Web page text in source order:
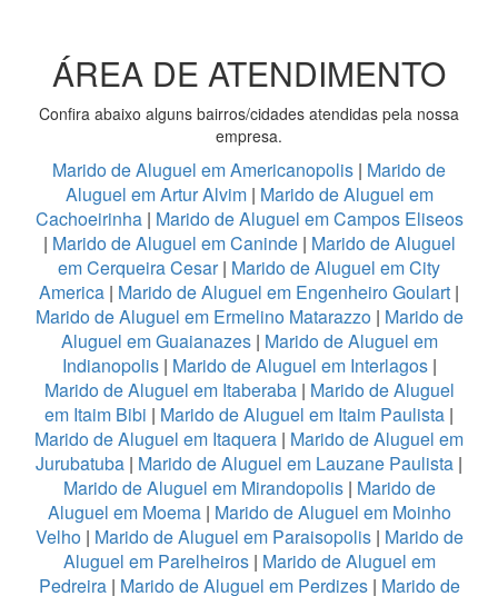
ÁREA DE ATENDIMENTO
Confira abaixo alguns bairros/cidades atendidas pela nossa
empresa.
Marido de Aluguel em Americanopolis | Marido de
Aluguel em Artur Alvim | Marido de Aluguel em
Cachoeirinha| Marido de Aluguel em Campos Eliseos
| Marido de Aluguel em Caninde| Marido de Aluguel
em Cerqueira Cesar| Marido de Aluguel em City
America | Marido de Aluguel em Engenheiro Goulart |
Marido de Aluguel em Ermelino Matarazzo | Marido de
Aluguel em Guaianazes| Marido de Aluguel em
Indianopolis| Marido de Aluguel em Interlagos|
Marido de Aluguel em Itaberaba| Marido de Aluguel
em Itaim Bibi | Marido de Aluguel em Itaim Paulista |
Marido de Aluguel em Itaquera | Marido de Aluguel em
Jurubatuba | Marido de Aluguel em Lauzane Paulista |
Marido de Aluguel em Mirandopolis| Marido de
Aluguel em Moema| Marido de Aluguel em Moinho
Velho | Marido de Aluguel em Paraisopolis| Marido de
Aluguel em Parelheiros| Marido de Aluguel em
Pedreira| Marido de Aluguel em Perdizes| Marido de